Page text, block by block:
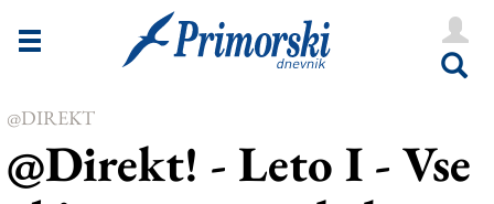
Novice
Goriška
Kultura
@DIREKT
@Direkt! - Leto I - Vse